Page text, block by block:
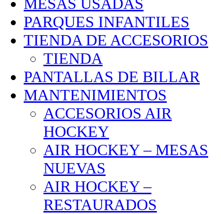
PARQUES INFANTILES
TIENDA DE ACCESORIOS
TIENDA
PANTALLAS DE BILLAR
MANTENIMIENTOS
ACCESORIOS AIR
HOCKEY
AIR HOCKEY – MESAS
NUEVAS
AIR HOCKEY –
RESTAURADOS